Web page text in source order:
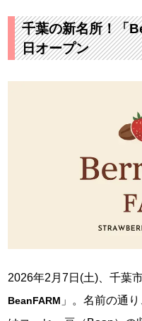
千葉の新名所！「
日オープン
2026年2月7日(土)、千葉
BeanFARM 」。名前の通